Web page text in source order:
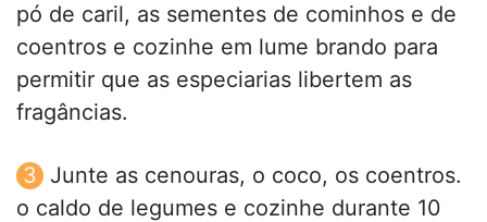
pó de caril, as sementes de cominhos e de
coentros e cozinhe em lume brando para
permitir que as especiarias libertem as
fragâncias.
Junte as cenouras, o coco, os coentros.
o caldo de legumes e cozinhe durante 10